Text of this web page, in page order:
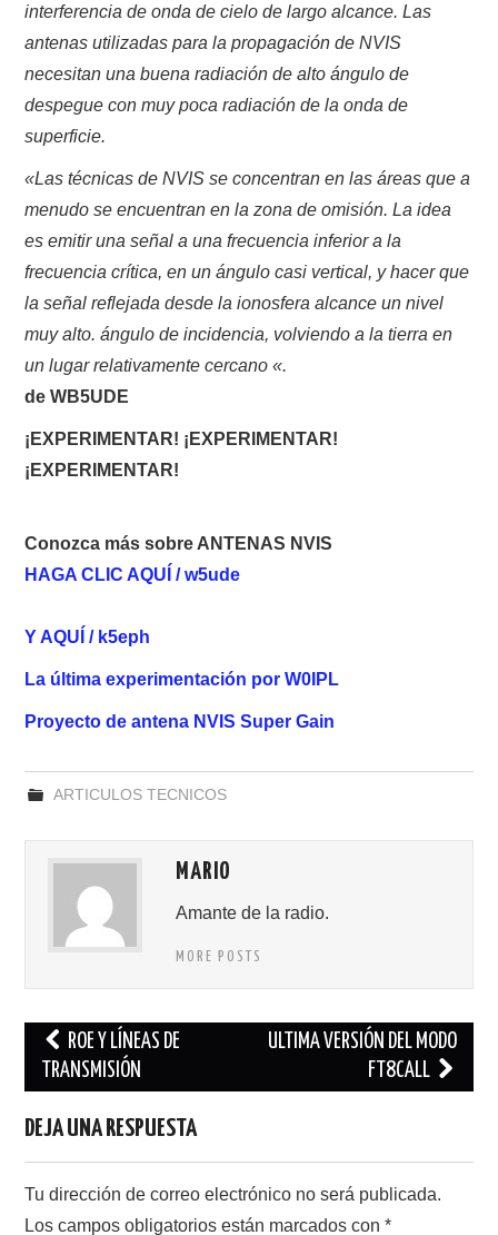
interferencia de onda de cielo de largo alcance. Las
antenas utilizadas para la propagación de NVIS
necesitan una buena radiación de alto ángulo de
despegue con muy poca radiación de la onda de
superficie.
«Las técnicas de NVIS se concentran en las áreas que a
menudo se encuentran en la zona de omisión. La idea
es emitir una señal a una frecuencia inferior a la
frecuencia crítica, en un ángulo casi vertical, y hacer que
la señal reflejada desde la ionosfera alcance un nivel
muy alto. ángulo de incidencia, volviendo a la tierra en
un lugar relativamente cercano «.
de WB5UDE
¡EXPERIMENTAR! ¡EXPERIMENTAR!
¡EXPERIMENTAR!
Conozca más sobre ANTENAS NVIS
HAGA CLIC AQUÍ / w5ude
Y AQUÍ / k5eph
La última experimentación por W0IPL
Proyecto de antena NVIS Super Gain
ARTICULOS TECNICOS
MARIO
Amante de la radio.
MORE POSTS
Navegación
de
ROE Y LÍNEAS DE
TRANSMISIÓN
ULTIMA VERSIÓN DEL MODO
FT8CALL
DEJA UNA RESPUESTA
Tu dirección de correo electrónico no será publicada.
Los campos obligatorios están marcados con*